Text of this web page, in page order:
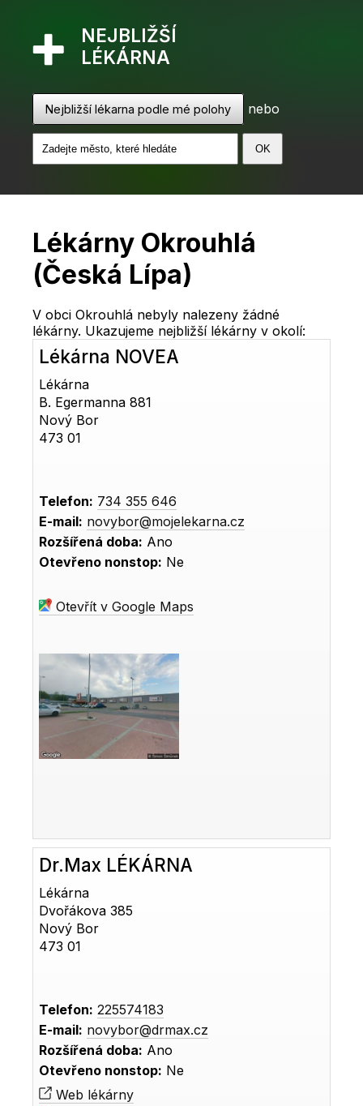
NEJBLIŽŠÍ
LÉKÁRNA
Nejbližší lékarna podle mé polohy nebo
Lékárny Okrouhlá
(Česká Lípa)
V obci Okrouhlá nebyly nalezeny žádné
lékárny. Ukazujeme nejbližší lékárny v okolí:
Lékárna NOVEA
Lékárna
B. Egermanna 881
Nový Bor
473 01
Telefon: 734 355 646
E-mail: novybor@mojelekarna.cz
Rozšířená doba: Ano
Otevřeno nonstop: Ne
Otevřít v Google Maps
Dr.Max LÉKÁRNA
Lékárna
Dvořákova 385
Nový Bor
473 01
Telefon: 225574183
E-mail: novybor@drmax.cz
Rozšířená doba: Ano
Otevřeno nonstop: Ne
Web lékárny